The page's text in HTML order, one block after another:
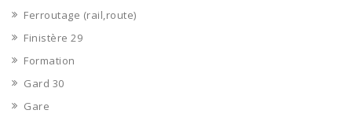
Ferroutage (rail,route)
Finistère 29
Formation
Gard 30
Gare